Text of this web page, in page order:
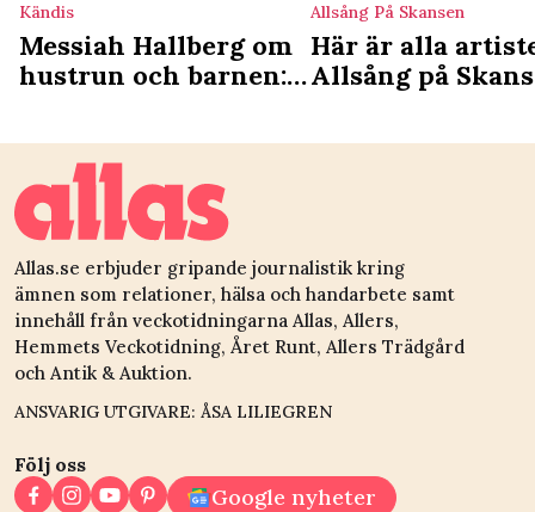
Kändis
Messiah Hallberg om
hustrun och barnen:
rädda
Allsång På Skansen
Här är alla
Allsång på
debuterar
Allas.se erbjuder gripande journalistik kring
ämnen som relationer, hälsa och handarbete samt
innehåll från veckotidningarna Allas, Allers,
Hemmets Veckotidning, Året Runt, Allers Trädgård
och Antik & Auktion.
ANSVARIG UTGIVARE: ÅSA LILIEGREN
Följ oss
Google nyheter